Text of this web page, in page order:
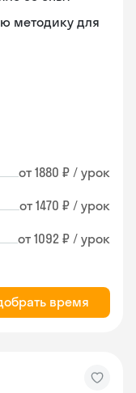
методику для
от 1880 ₽ / урок
от 1470 ₽ / урок
от 1092 ₽ / урок
время